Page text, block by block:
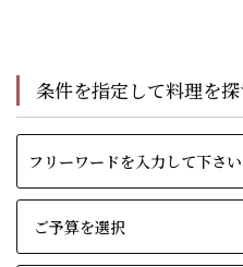
条件を指定して料理を